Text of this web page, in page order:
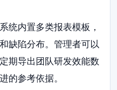
统内置多类报表模板，
缺陷分布。管理者可以
期导出团队研发效能数
的参考依据。